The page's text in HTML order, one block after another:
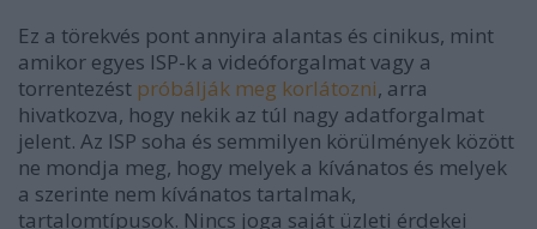
Ez a törekvés pont annyira alantas és cinikus, mint
amikor egyes ISP-k a videóforgalmat vagy a
torrentezést próbálják meg korlátozni, arra
hivatkozva, hogy nekik az túl nagy adatforgalmat
jelent. Az ISP soha és semmilyen körülmények között
ne mondja meg, hogy melyek a kívánatos és melyek
a szerinte nem kívánatos tartalmak,
tartalomtípusok. Nincs joga saját üzleti érdekei